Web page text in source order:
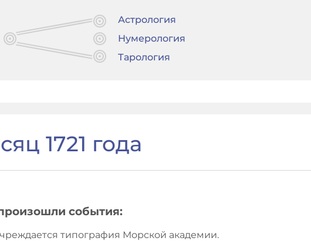
Астрология
Нумерология
Тарология
1721 года
события:
типография Морской академии.